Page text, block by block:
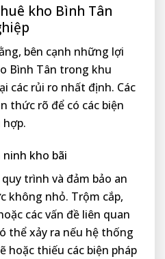
kho Bình Tân
bên cạnh những lợi
Bình Tân trong khu
các rủi ro nhất định. Các
thức rõ để có các biện
ninh kho bãi
trình và đảm bảo an
không nhỏ. Trộm cắp,
các vấn đề liên quan
thể xảy ra nếu hệ thống
hoặc thiếu các biện pháp